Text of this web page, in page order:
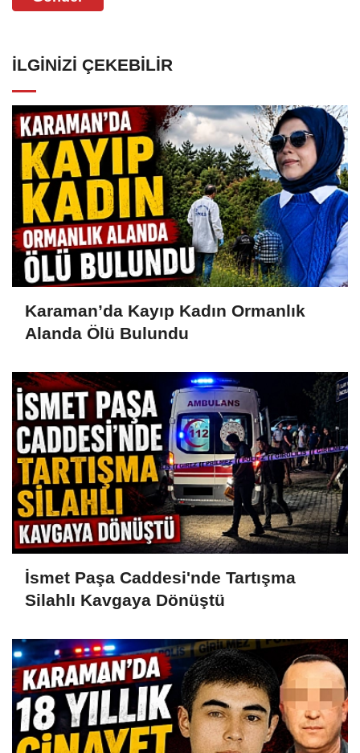
İLGINIZI ÇEKEBILIR
Karaman’da Kayıp Kadın Ormanlık
Alanda Ölü Bulundu
İsmet Paşa Caddesi'nde Tartışma
Silahlı Kavgaya Dönüştü